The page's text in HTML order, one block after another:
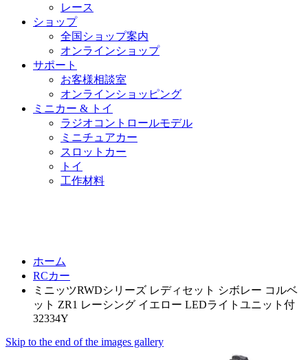
レース
ショップ
全国ショップ案内
オンラインショップ
サポート
お客様相談室
オンラインショッピング
ミニカー & トイ
ラジオコントロールモデル
ミニチュアカー
スロットカー
トイ
工作材料
ホーム
RCカー
ミニッツRWDシリーズ レディセット シボレー コルベ
ット ZR1 レーシング イエロー LEDライトユニット付
32334Y
Skip to the end of the images gallery